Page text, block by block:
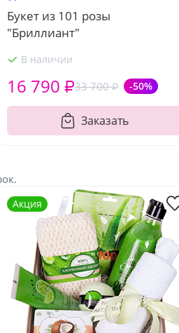
Букет из 101 розы
"Бриллиант"
В наличии
33 700 ₽ -50%
16 790 ₽
Заказать
Акция